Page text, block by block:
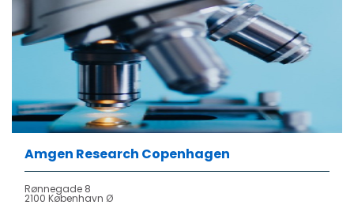
Amgen Research Copenhagen
Rønnegade 8
2100 København Ø